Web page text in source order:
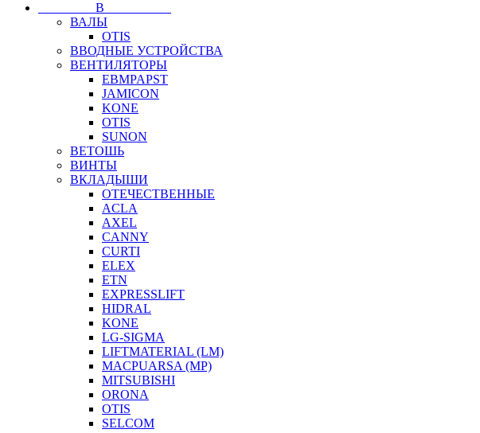
⠀⠀⠀⠀⠀⠀В⠀⠀⠀⠀⠀⠀⠀
ВАЛЫ
OTIS
ВВОДНЫЕ УСТРОЙСТВА
ВЕНТИЛЯТОРЫ
EBMPAPST
JAMICON
KONE
OTIS
SUNON
ВЕТОШЬ
ВИНТЫ
ВКЛАДЫШИ
ОТЕЧЕСТВЕННЫЕ
ACLA
AXEL
CANNY
CURTI
ELEX
ETN
EXPRESSLIFT
HIDRAL
KONE
LG-SIGMA
LIFTMATERIAL (LM)
MACPUARSA (MP)
MITSUBISHI
ORONA
OTIS
SELCOM